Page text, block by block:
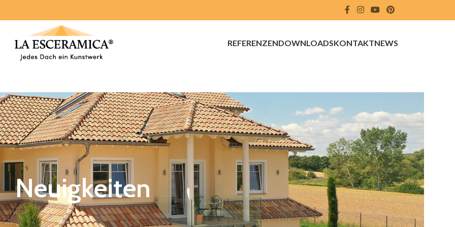
REFERENZENDOWNLOADSKONTAKTNEWS
Neuigkeiten